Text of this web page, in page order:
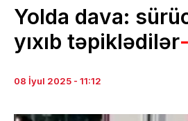
Yolda dava:
yıxıb təpiklədilər
08 İyul 2025 - 11:12